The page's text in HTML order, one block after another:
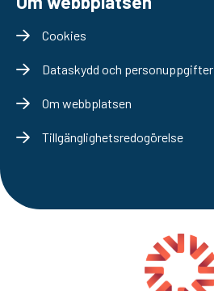
Cookies
Dataskydd och personuppgifter
Om webbplatsen
Tillgänglighetsredogörelse